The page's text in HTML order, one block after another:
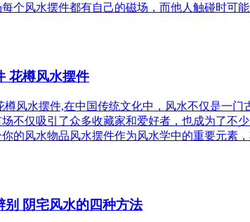
个风水摆件都有自己的磁场，而他人触碰时可
花樽风水摆件
樽风水摆件,在中国传统文化中，风水不仅是一
不仅吸引了众多收藏家和爱好者，也成为了不
的风水物品风水摆件作为风水学中的重要元素
别 阴宅风水的四种方法